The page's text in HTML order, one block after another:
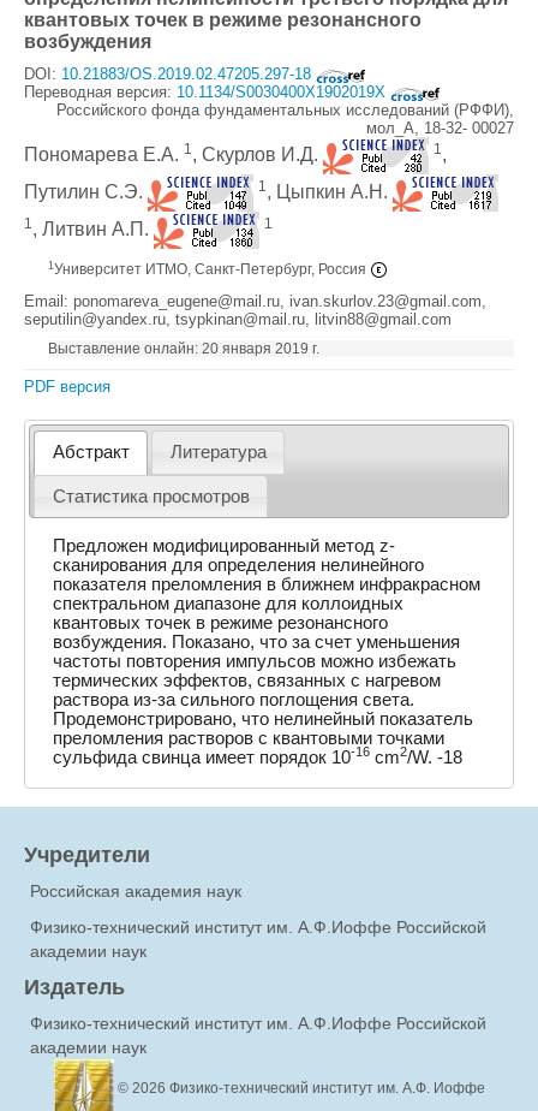
квантовых точек в режиме резонансного
возбуждения
DOI: 10.21883/OS.2019.02.47205.297-18
Переводная версия: 10.1134/S0030400X1902019X
Российского фонда фундаментальных исследований (РФФИ),
мол_А, 18-32- 00027
Пономарева Е.А. 1 , Скурлов И.Д. 1 ,
Путилин С.Э.
1 , Цыпкин А.Н.
1 , Литвин А.П. 1
1 Университет ИТМО, Санкт-Петербург, Россия
Email: ponomareva_eugene@mail.ru, ivan.skurlov.23@gmail.com,
seputilin@yandex.ru, tsypkinan@mail.ru, litvin88@gmail.com
Выставление онлайн: 20 января 2019 г.
PDF версия
Абстракт Литература
Статистика просмотров
Предложен модифицированный метод z-
сканирования для определения нелинейного
показателя преломления в ближнем инфракрасном
спектральном диапазоне для коллоидных
квантовых точек в режиме резонансного
возбуждения. Показано, что за счет уменьшения
частоты повторения импульсов можно избежать
термических эффектов, связанных с нагревом
раствора из-за сильного поглощения света.
Продемонстрировано, что нелинейный показатель
преломления растворов с квантовыми точками
сульфида свинца имеет порядок 10-16 cm2/W. -18
Учредители
Российская академия наук
Физико-технический институт им. А.Ф.Иоффе Российской
академии наук
Издатель
Физико-технический институт им. А.Ф.Иоффе Российской
академии наук
© 2026 Физико-технический институт им. А.Ф. Иоффе